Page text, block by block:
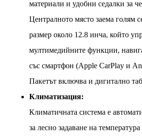
материали и удобни седалки за
Централното място заема голям
размер около 12.8 инча, който
мултимедийните функции,
със смартфон (Apple CarPlay и
Пакетът включва и дигитално
Климатизация:
Климатичната система е
за лесно задаване на